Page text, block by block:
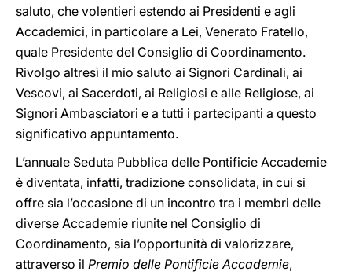
saluto, che volentieri estendo ai Presidenti e agli
Accademici, in particolare a Lei, Venerato Fratello,
quale Presidente del Consiglio di Coordinamento.
Rivolgo altresì il mio saluto ai Signori Cardinali, ai
Vescovi, ai Sacerdoti, ai Religiosi e alle Religiose, ai
Signori Ambasciatori e a tutti i partecipanti a questo
significativo appuntamento.
L’annuale Seduta Pubblica delle Pontificie Accademie
è diventata, infatti, tradizione consolidata, in cui si
offre sia l’occasione di un incontro tra i membri delle
diverse Accademie riunite nel Consiglio di
Coordinamento, sia l’opportunità di valorizzare,
attraverso il Premio delle Pontificie Accademie,